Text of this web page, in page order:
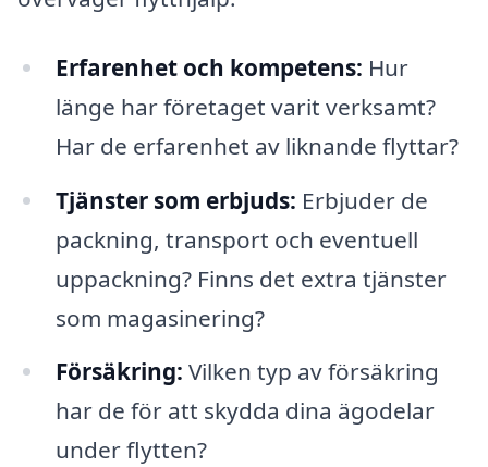
Erfarenhet och kompetens: Hur
länge har företaget varit verksamt?
Har de erfarenhet av liknande flyttar?
Tjänster som erbjuds: Erbjuder de
packning, transport och eventuell
uppackning? Finns det extra tjänster
som magasinering?
Försäkring: Vilken typ av försäkring
har de för att skydda dina ägodelar
under flytten?